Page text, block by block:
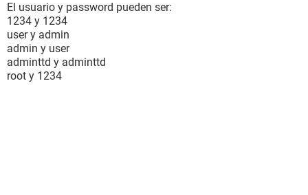
El usuario y password pueden ser:
1234 y 1234
user y admin
admin y user
adminttd y adminttd
root y 1234